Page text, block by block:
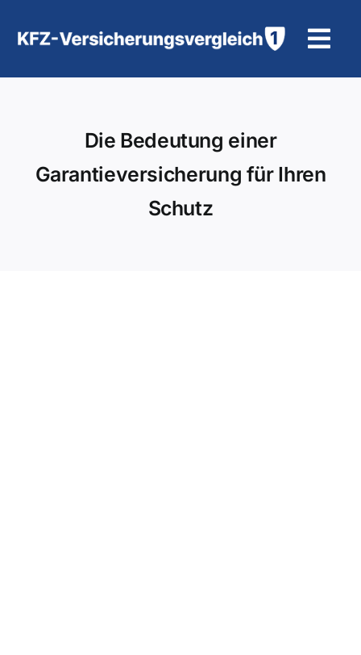
Inhalt
Motorradversicherung
Die Bedeutung einer
Garantieversicherung für Ihren
Schutz